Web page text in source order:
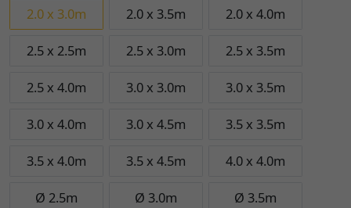
2.0 x 3.0m 2.0 x 3.5m 2.0 x 4.0m
2.5 x 2.5m 2.5 x 3.0m 2.5 x 3.5m
2.5 x 4.0m 3.0 x 3.0m 3.0 x 3.5m
3.0 x 4.0m 3.0 x 4.5m 3.5 x 3.5m
3.5 x 4.0m 3.5 x 4.5m 4.0 x 4.0m
Ø 2.5m Ø 3.0m Ø 3.5m